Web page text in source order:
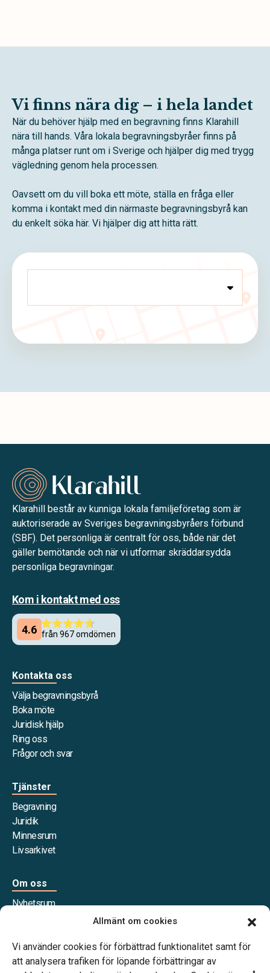
Allmänt om cookies
Vi använder cookies för förbättrad funktionalitet samt för
att analysera trafiken för löpande förbättringar av
Vi finns nära dig – i hela landet
När du behöver hjälp med en begravning finns Klarahill
nära till hands. Våra lokala begravningsbyråer finns på
många platser runt om i Sverige och hjälper dig med trygg
vägledning genom hela processen.
Oavsett om du vill boka ett möte, ställa en fråga eller
komma i kontakt med din närmaste begravningsbyrå kan
du enkelt söka här. Vi hjälper dig att hitta rätt.
Klarahill består av kunniga lokala familjeföretag som är
auktoriserade av Sveriges begravningsbyråers förbund
(SBF). Det personliga är centralt för oss, både när det
gäller bemötande och när vi utformar skräddarsydda
personliga begravningar.
Kom i kontakt med oss
Kontakta oss
Välja begravningsbyrå
Boka möte
Juridisk hjälp
Ring oss
Frågor och svar
Tjänster
Begravning
Juridik
Minnesrum
Livsarkivet
Om oss
Nyhetsrum
Våra samarbetspartners